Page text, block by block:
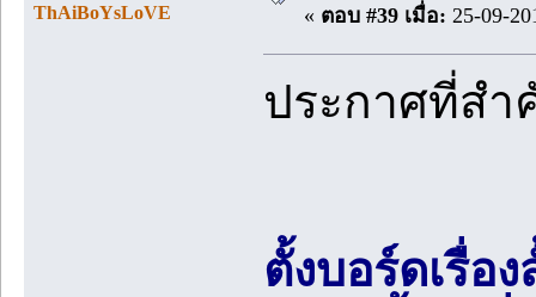
ThAiBoYsLoVE
« ตอบ #39 เมื่อ: 25-09-
ประกาศที่ส
ตั้งบอร์ดเรื่อ